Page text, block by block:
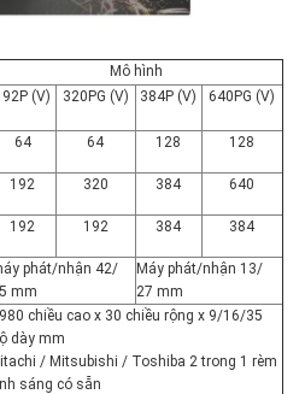
Mô hình
(V)
320PG (V) 384P (V) 640PG (V)
64 64 128 128
192 320 384 640
192 192 384 384
phát/nhận 42/
mm
Máy phát/nhận 13/
27 mm
chiều cao x 30 chiều rộng x 9/16/35
dày mm
/ Mitsubishi / Toshiba 2 trong 1 rèm
sáng có sẵn